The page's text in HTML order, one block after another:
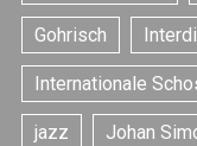
Gohrisch
Internationale
jazz Johan